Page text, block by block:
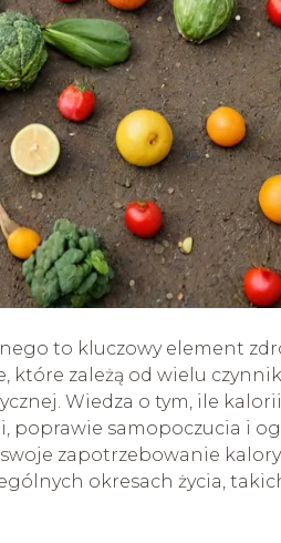
to kluczowy element
które zależą od wielu
Wiedza o tym, ile
poprawie samopoczucia i
zapotrzebowanie
okresach życia,